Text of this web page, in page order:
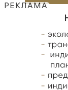
РЕКЛАМА